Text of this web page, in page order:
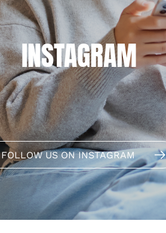
INSTAGRAM
FOLLOW US ON INSTAGRAM